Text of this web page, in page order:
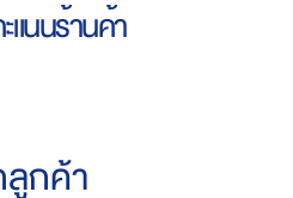
แนนร้านค้า
กค้า